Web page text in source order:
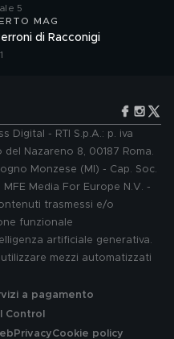
5
MAG
di Racconigi
Digital - RTI S.p.A.: p. iva
Nazareno 8, 00187 Roma.
Monzese (MI) - Cap. Soc.
Media For Europe N.V. -
trasmessi e/o
funzionale
artificiale generativa.
mezzi automatizzati
a pagamento
Control
PrivacyCookie policy